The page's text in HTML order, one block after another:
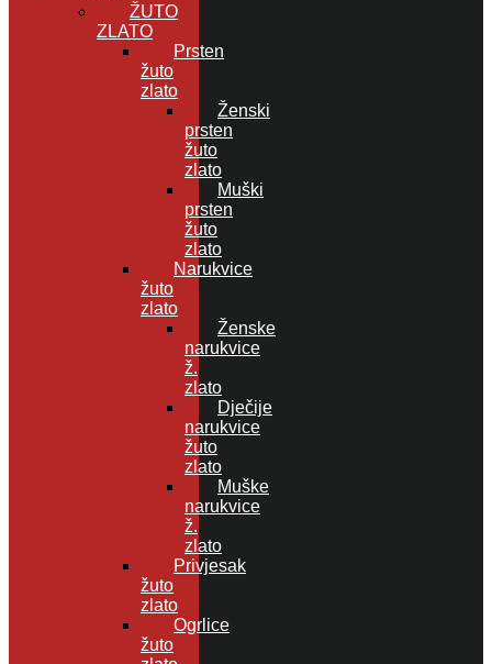
ŽUTO
ZLATO
Prsten
žuto
zlato
Ženski
prsten
žuto
zlato
Muški
prsten
žuto
zlato
Narukvice
žuto
zlato
Ženske
narukvice
ž.
zlato
Dječije
narukvice
žuto
zlato
Muške
narukvice
ž.
zlato
Privjesak
žuto
zlato
Ogrlice
žuto